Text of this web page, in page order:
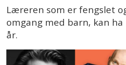
Læreren som er fengslet
omgang med barn, kan
år.